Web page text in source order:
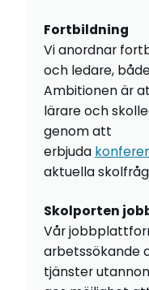
Fortbildning
Vi anordnar
och ledare,
Ambitionen är
lärare och
genom att
erbjuda
aktuella
Skolporten
Vår
arbetssökande
tjänster